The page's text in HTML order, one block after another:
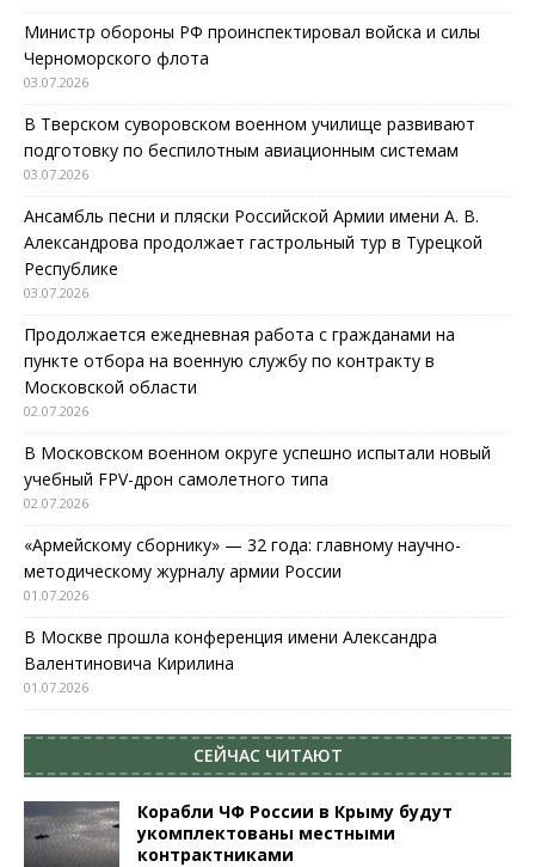
Министр обороны РФ проинспектировал войска и силы
Черноморского флота
03.07.2026
В Тверском суворовском военном училище развивают
подготовку по беспилотным авиационным системам
03.07.2026
Ансамбль песни и пляски Российской Армии имени А. В.
Александрова продолжает гастрольный тур в Турецкой
Республике
03.07.2026
Продолжается ежедневная работа с гражданами на
пункте отбора на военную службу по контракту в
Московской области
02.07.2026
В Московском военном округе успешно испытали новый
учебный FPV-дрон самолетного типа
02.07.2026
«Армейскому сборнику» — 32 года: главному научно-
методическому журналу армии России
01.07.2026
В Москве прошла конференция имени Александра
Валентиновича Кирилина
01.07.2026
СЕЙЧАС ЧИТАЮТ
Корабли ЧФ России в Крыму будут
укомплектованы местными
контрактниками